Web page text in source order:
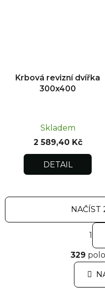
Krbová revizní dvířka
300x400
Skladem
2 589,40 Kč
DETAIL
NAČÍST
1
329